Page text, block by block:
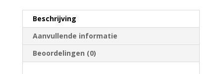
Beschrijving
Aanvullende informatie
Beoordelingen (0)